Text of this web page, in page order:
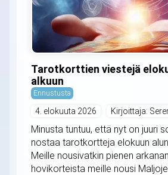
Tarotkorttien viestejä
alkuun
Ennustusta
4. elokuuta 2026 Kirjoittaja:
Minusta tuntuu, että nyt on juuri
nostaa tarotkortteja elokuun
Meille nousivatkin pienen
hovikorteista meille nousi